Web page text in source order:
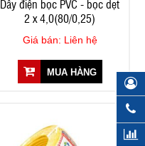
Dây điện bọc PVC - bọc dẹt
2 x 4,0(80/0,25)
Giá bán: Liên hệ
MUA HÀNG